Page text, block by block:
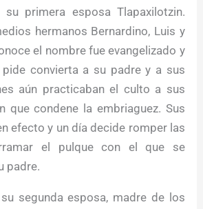
primera esposa Tlapaxilotzin.
hermanos Bernardino, Luis y
el nombre fue evangelizado y
pide convierta a su padre y a sus
aún practicaban el culto a sus
que condene la embriaguez. Sus
efecto y un día decide romper las
el pulque con el que se
padre.
segunda esposa, madre de los